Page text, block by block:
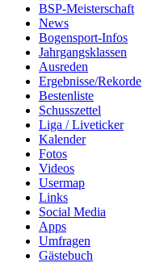
BSP-Meisterschaft
News
Bogensport-Infos
Jahrgangsklassen
Ausreden
Ergebnisse/Rekorde
Bestenliste
Schusszettel
Liga / Liveticker
Kalender
Fotos
Videos
Usermap
Links
Social Media
Apps
Umfragen
Gästebuch